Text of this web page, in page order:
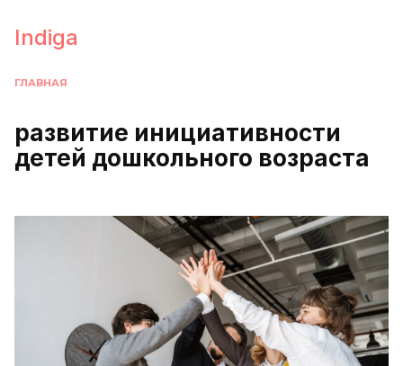
содержанию
Indiga
ГЛАВНАЯ
развитие инициативности
детей дошкольного возраста